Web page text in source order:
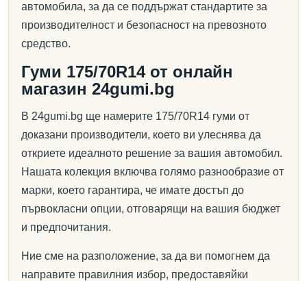
автомобила, за да се поддържат стандартите за
производителност и безопасност на превозното
средство.
Гуми 175/70R14 от онлайн
магазин 24gumi.bg
В 24gumi.bg ще намерите 175/70R14 гуми от
доказани производители, което ви улеснява да
откриете идеалното решение за вашия автомобил.
Нашата колекция включва голямо разнообразие от
марки, което гарантира, че имате достъп до
първокласни опции, отговарящи на вашия бюджет
и предпочитания.
Ние сме на разположение, за да ви помогнем да
направите правилния избор, предоставяйки